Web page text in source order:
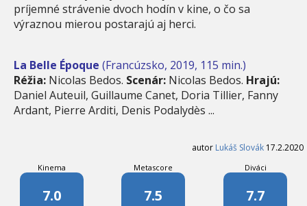
príjemné strávenie dvoch hodín v kine, o čo sa
výraznou mierou postarajú aj herci.
La Belle Époque (Francúzsko, 2019, 115 min.)
Réžia: Nicolas Bedos. Scenár: Nicolas Bedos. Hrajú:
Daniel Auteuil, Guillaume Canet, Doria Tillier, Fanny
Ardant, Pierre Arditi, Denis Podalydès ...
autor Lukáš Slovák 17.2.2020
Kinema
7.0
Metascore
7.5
Diváci
7.7